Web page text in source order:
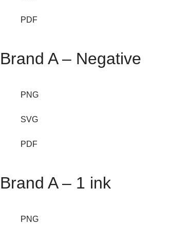
PDF
Brand A – Negative
PNG
SVG
PDF
Brand A – 1 ink
PNG